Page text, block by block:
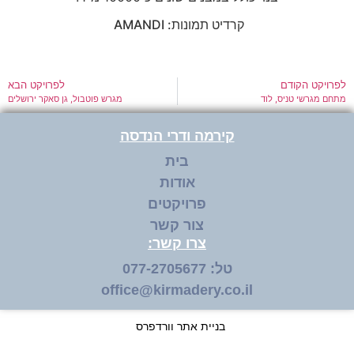
קרדיט תמונות: AMANDI
לפרויקט הקודם
מתחם מגרשי טניס, לוד
לפרויקט הבא
מגרש פוטבול, גן סאקר ירושלים
קירמה ודרי הנדסה
בית
אודות
פרויקטים
צור קשר
צרו קשר:
טל: 077-2705677
office@kirmadery.co.il
בניית אתר וורדפרס